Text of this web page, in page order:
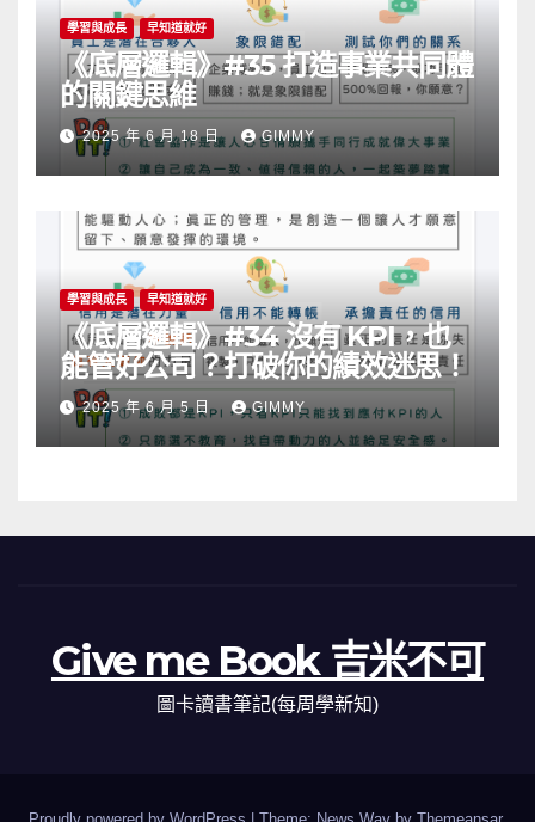
學習與成長 早知道就好
《底層邏輯》#35 打造事業共同體
的關鍵思維
2025 年 6 月 18 日 GIMMY
學習與成長 早知道就好
《底層邏輯》#34 沒有 KPI，也
能管好公司？打破你的績效迷思！
2025 年 6 月 5 日 GIMMY
Give me Book 吉米不可
圖卡讀書筆記(每周學新知)